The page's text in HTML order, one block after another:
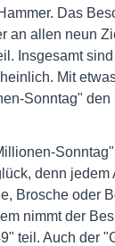
Das
an allen neun
Insgesamt
Mit
Sonntag"
denn
Brosche oder
nimmt der
teil. Auch der